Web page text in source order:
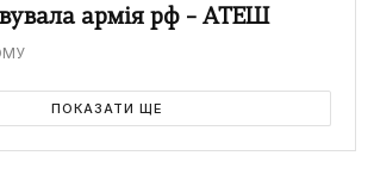
армія рф – АТЕШ
ПОКАЗАТИ ЩЕ